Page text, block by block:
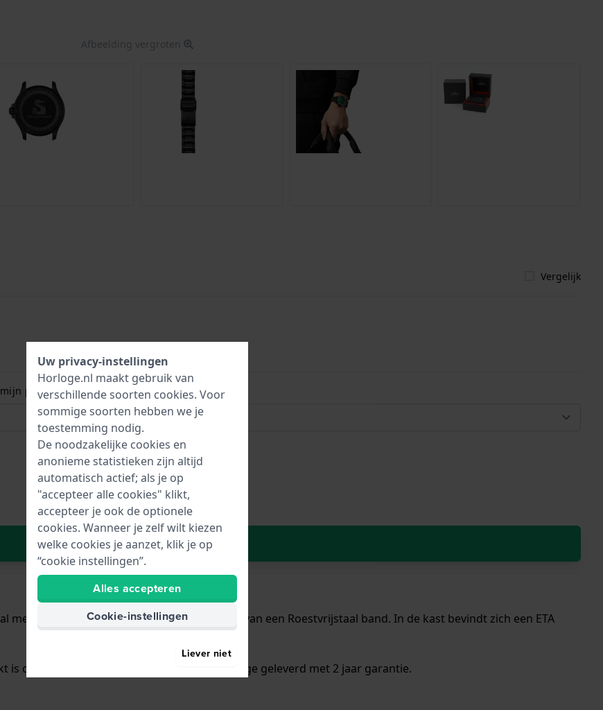
Afbeelding vergroten
Vergelijk
polsmaat? Lees meer:
In Winkelwagen
een diameter van 40 mm en is voorzien van een Roestvrijstaal band. In de kast bevindt zich een ETA
is om mee te duiken. Verder wordt het horloge geleverd met 2 jaar garantie.
Uw privacy-instellingen
Horloge.nl maakt gebruik van
verschillende soorten cookies. Voor
sommige soorten hebben we je
toestemming nodig.
De noodzakelijke cookies en
anonieme statistieken zijn altijd
automatisch actief; als je op
"accepteer alle cookies" klikt,
accepteer je ook de optionele
cookies. Wanneer je zelf wilt kiezen
welke cookies je aanzet, klik je op
“cookie instellingen”.
Alles accepteren
Cookie-instellingen
Liever niet